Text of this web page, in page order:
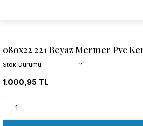
BÜTÜN ALIŞVERİŞLERİNİZDE
TÜRKİYE GENELİNDE 10.000
080x22 221 Beyaz Mermer Pvc
Stok Durumu
1.000,95 TL